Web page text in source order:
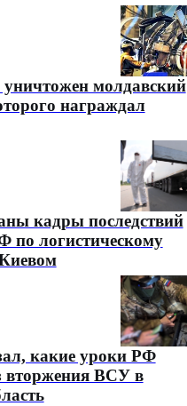
молдавский
награждал
кадры последствий
по логистическому
какие уроки РФ
вторжения ВСУ в